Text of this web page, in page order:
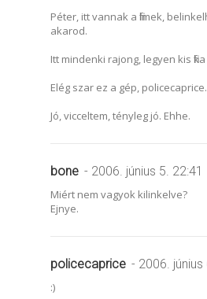
Péter, itt vannak a filmek,
akarod.
Itt mindenki rajong, legyen kis fika
Elég szar ez a gép, policecaprice.
Jó, vicceltem, tényleg jó. Ehhe.
bone - 2006. június 5. 22:41
Miért nem vagyok kilinkelve?
Ejnye.
policecaprice - 2006. június
:)